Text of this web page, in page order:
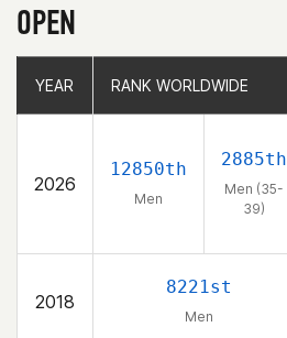
OPEN
YEAR RANK WORLDWIDE
2026
12850th
Men
2885th
Men (35-
39)
2018
8221st
Men
YEAR RANK WORLDWIDE